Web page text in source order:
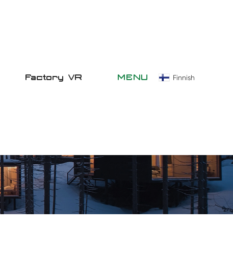
Factory VR MENU Finnish